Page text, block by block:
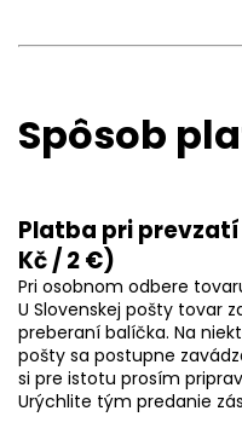
Spôsob
Platba pri
Kč / 2 €)
Pri osobnom odbere
U Slovenskej pošty tovar
preberaní balíčka. Na
pošty sa postupne
si pre istotu prosím
Urýchlite tým predanie